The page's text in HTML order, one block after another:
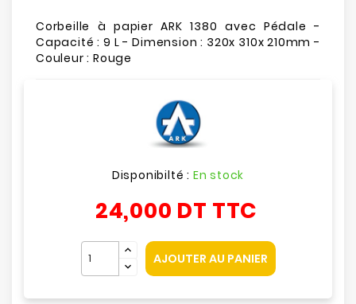
Corbeille à papier ARK 1380 avec Pédale -
Capacité : 9 L - Dimension : 320x 310x 210mm -
Couleur : Rouge
Disponibilté : En stock
24,000 DT TTC
AJOUTER AU PANIER